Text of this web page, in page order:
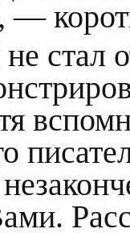
—
стал